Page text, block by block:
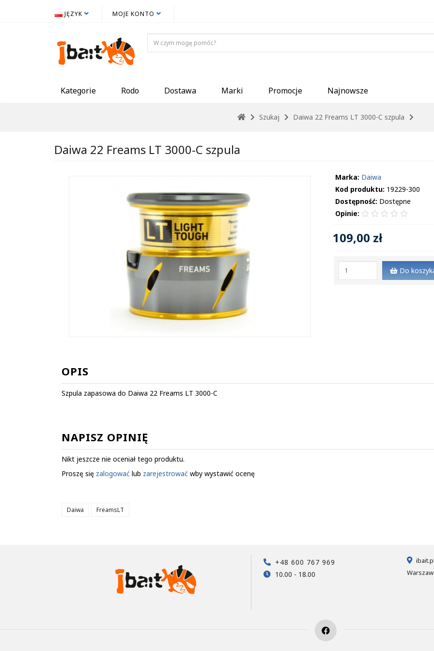
JĘZYK MOJE KONTO
Kategorie Rodo Dostawa Marki Promocje Najnowsze
Szukaj Daiwa 22 Freams LT 3000-C szpula
Daiwa 22 Freams LT 3000-C szpula
Marka: Daiwa
Kod produktu: 19229-300
Dostępność: Dostępne
Opinie:
109,00 zł
Do
OPIS
Szpula zapasowa do Daiwa 22 Freams LT 3000-C
NAPISZ OPINIĘ
Nikt jeszcze nie oceniał tego produktu.
Proszę się zalogować lub zarejestrować wby wystawić ocenę
Daiwa FreamsLT
+48 600 767 969
10.00 - 18.00